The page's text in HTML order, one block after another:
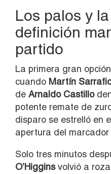
Los palos y
definición
partido
La primera gran
cuando Martín
de Arnaldo Castillo
potente remate de
disparo se estrelló en
apertura del marcador
Solo tres minutos
O’Higginsvolvió a